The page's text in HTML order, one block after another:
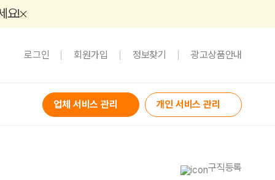
요!
로그인 회원가입 정보찾기 광고상품안내
업체 서비스 관리 개인 서비스 관리
구직등록